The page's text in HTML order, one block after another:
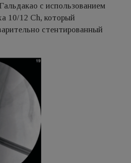
с использованием
10/12 Ch, который
стентированный